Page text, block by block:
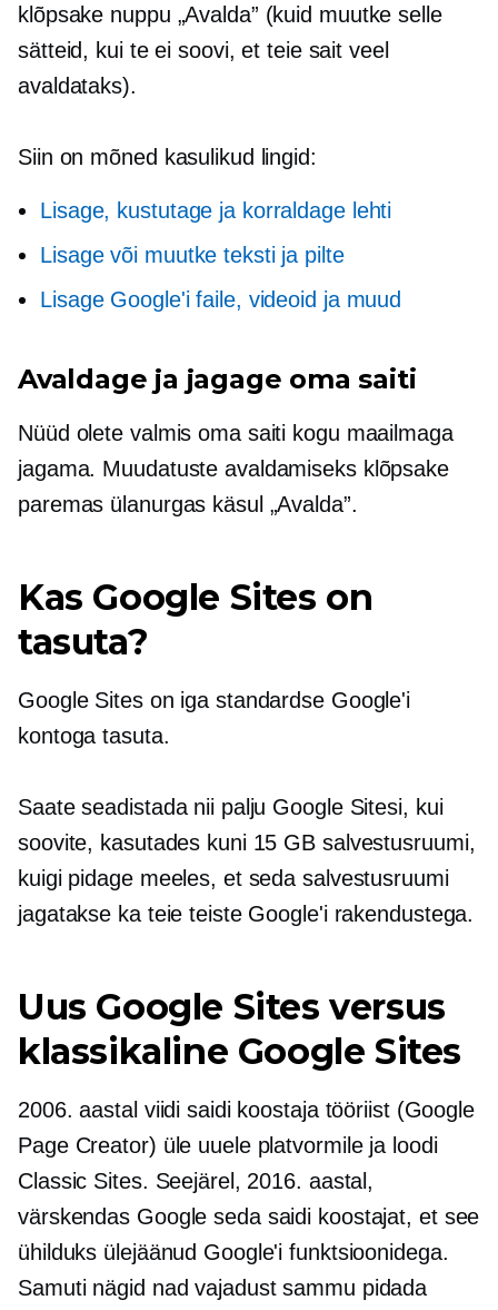
klõpsake nuppu „Avalda” (kuid muutke selle
sätteid, kui te ei soovi, et teie sait veel
avaldataks).
Siin on mõned kasulikud lingid:
Lisage, kustutage ja korraldage lehti
Lisage või muutke teksti ja pilte
Lisage Google'i faile, videoid ja muud
Avaldage ja jagage oma saiti
Nüüd olete valmis oma saiti kogu maailmaga
jagama. Muudatuste avaldamiseks klõpsake
paremas ülanurgas käsul „Avalda”.
Kas Google Sites on
tasuta?
Google Sites on iga standardse Google'i
kontoga tasuta.
Saate seadistada nii palju Google Sitesi, kui
soovite, kasutades kuni 15 GB salvestusruumi,
kuigi pidage meeles, et seda salvestusruumi
jagatakse ka teie teiste Google'i rakendustega.
Uus Google Sites versus
klassikaline Google Sites
2006. aastal viidi saidi koostaja tööriist (Google
Page Creator) üle uuele platvormile ja loodi
Classic Sites. Seejärel, 2016. aastal,
värskendas Google seda saidi koostajat, et see
ühilduks ülejäänud Google'i funktsioonidega.
Samuti nägid nad vajadust sammu pidada